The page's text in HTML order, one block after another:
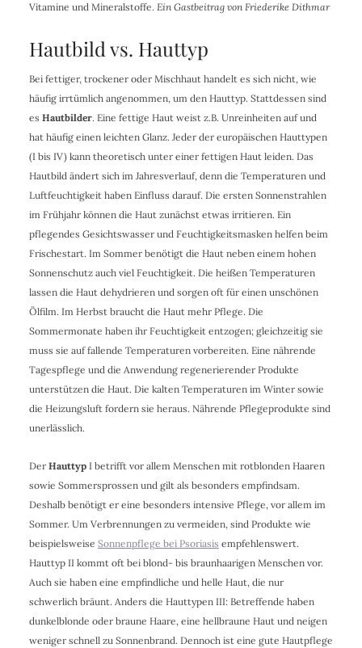
Vitamine und Mineralstoffe. Ein Gastbeitrag von Friederike Dithmar
Hautbild vs. Hauttyp
Bei fettiger, trockener oder Mischhaut handelt es sich nicht, wie
häufig irrtümlich angenommen, um den Hauttyp. Stattdessen sind
es Hautbilder. Eine fettige Haut weist z.B. Unreinheiten auf und
hat häufig einen leichten Glanz. Jeder der europäischen Hauttypen
(I bis IV) kann theoretisch unter einer fettigen Haut leiden. Das
Hautbild ändert sich im Jahresverlauf, denn die Temperaturen und
Luftfeuchtigkeit haben Einfluss darauf. Die ersten Sonnenstrahlen
im Frühjahr können die Haut zunächst etwas irritieren. Ein
pflegendes Gesichtswasser und Feuchtigkeitsmasken helfen beim
Frischestart. Im Sommer benötigt die Haut neben einem hohen
Sonnenschutz auch viel Feuchtigkeit. Die heißen Temperaturen
lassen die Haut dehydrieren und sorgen oft für einen unschönen
Ölfilm. Im Herbst braucht die Haut mehr Pflege. Die
Sommermonate haben ihr Feuchtigkeit entzogen; gleichzeitig sie
muss sie auf fallende Temperaturen vorbereiten. Eine nährende
Tagespflege und die Anwendung regenerierender Produkte
unterstützen die Haut. Die kalten Temperaturen im Winter sowie
die Heizungsluft fordern sie heraus. Nährende Pflegeprodukte sind
unerlässlich.
Der HauttypI betrifft vor allem Menschen mit rotblonden Haaren
sowie Sommersprossen und gilt als besonders empfindsam.
Deshalb benötigt er eine besonders intensive Pflege, vor allem im
Sommer. Um Verbrennungen zu vermeiden, sind Produkte wie
beispielsweise Sonnenpflege bei Psoriasis empfehlenswert.
Hauttyp II kommt oft bei blond- bis braunhaarigen Menschen vor.
Auch sie haben eine empfindliche und helle Haut, die nur
schwerlich bräunt. Anders die Hauttypen III: Betreffende haben
dunkelblonde oder braune Haare, eine hellbraune Haut und neigen
weniger schnell zu Sonnenbrand. Dennoch ist eine gute Hautpflege